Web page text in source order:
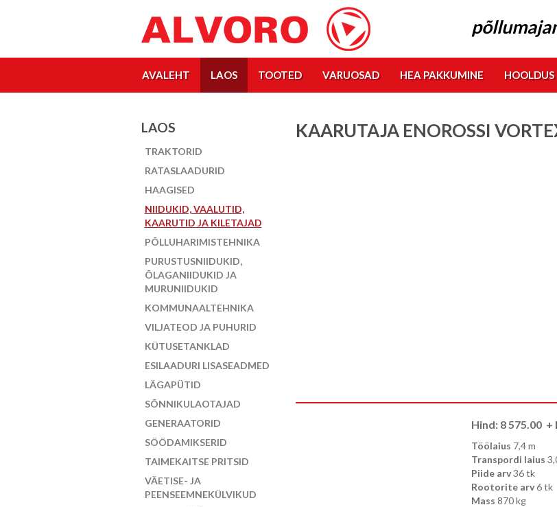
AVALEHT LAOS TOOTED VARUOSAD HEA PAKKUMINE HOOLDUS
LAOS
TRAKTORID
RATASLAADURID
HAAGISED
NIIDUKID, VAALUTID,
KAARUTID JA KILETAJAD
PÕLLUHARIMISTEHNIKA
PURUSTUSNIIDUKID,
ÕLAGANIIDUKID JA
MURUNIIDUKID
KOMMUNAALTEHNIKA
VILJATEOD JA PUHURID
KÜTUSETANKLAD
ESILAADURI LISASEADMED
LÄGAPÜTID
SÕNNIKULAOTAJAD
GENERAATORID
SÖÖDAMIKSERID
TAIMEKAITSE PRITSID
VÄETISE- JA
PEENSEEMNEKÜLVIKUD
KAARUTAJA ENOROSSI
Hind: 8 575.00 +
Töölaius 7,4 m
Transpordi laius
Piide arv36 tk
Rootorite arv6 tk
Mass 870 kg